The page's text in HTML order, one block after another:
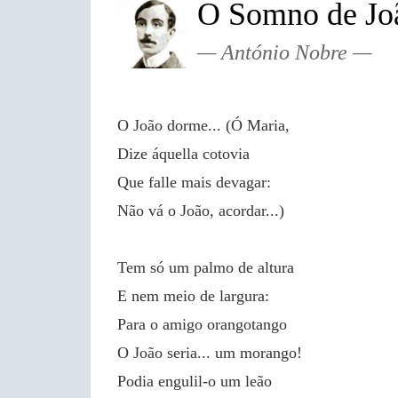
O Somno de
António Nobre
O João dorme... (Ó Maria,
Dize áquella cotovia
Que falle mais devagar:
Não vá o João, acordar...)
Tem só um palmo de altura
E nem meio de largura:
Para o amigo orangotango
O João seria... um morango!
Podia engulil-o um leão